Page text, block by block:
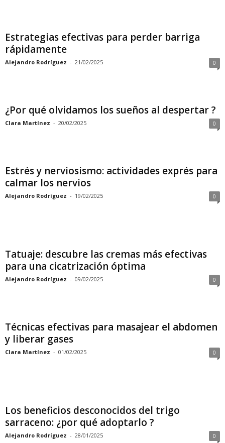
Estrategias efectivas para perder barriga
rápidamente
Alejandro Rodríguez - 21/02/2025 0
¿Por qué olvidamos los sueños al despertar ?
Clara Martínez - 20/02/2025 0
Estrés y nerviosismo: actividades exprés para
calmar los nervios
Alejandro Rodríguez - 19/02/2025 0
Tatuaje: descubre las cremas más efectivas
para una cicatrización óptima
Alejandro Rodríguez - 09/02/2025 0
Técnicas efectivas para masajear el abdomen
y liberar gases
Clara Martínez - 01/02/2025 0
Los beneficios desconocidos del trigo
sarraceno: ¿por qué adoptarlo ?
Alejandro Rodríguez - 28/01/2025 0